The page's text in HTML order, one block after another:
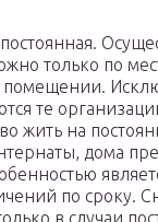
только по
помещении.
те
жить на
дома
по сроку.
в случаи